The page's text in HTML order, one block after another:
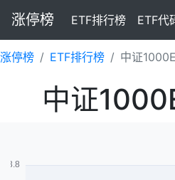
涨停榜 ETF排行榜 ETF代
涨停榜 ETF排行榜 中证
中证